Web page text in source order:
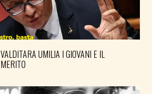
VALDITARA UMILIA I GIOVANI E IL
MERITO